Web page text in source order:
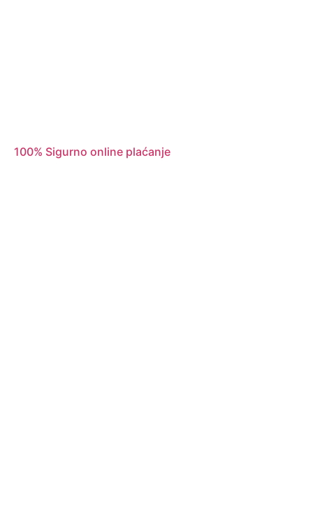
100% Sigurno online plaćanje